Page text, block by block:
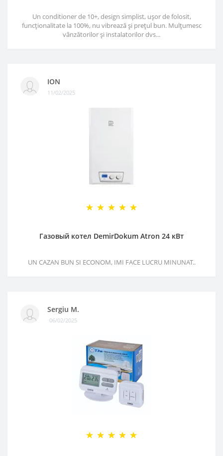
Un conditioner de 10+, design simplist, ușor de folosit,
funcționalitate la 100%, nu vibrează și prețul bun. Mulțumesc
vânzătorilor și instalatorilor dvs...
ION
11/02/2025
Газовый котел DemirDokum Atron 24 кВт
UN CAZAN BUN SI ECONOM, IMI FACE LUCRU MINUNAT..
Sergiu M.
06/02/2025